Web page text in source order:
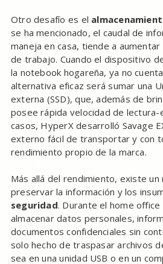
Otro desafío es el
se ha mencionado, el caudal de
maneja en casa, tiende a
de trabajo. Cuando el dispositivo
la notebook hogareña, ya no
alternativa eficaz será sumar una
externa (SSD), que, además de
posee rápida velocidad de
casos, HyperX desarrolló Savage
externo fácil de transportar y con
rendimiento propio de la marca.
Más allá del rendimiento, existe
preservar la información y los
seguridad. Durante el home
almacenar datos personales,
documentos confidenciales sin
solo hecho de traspasar archivos
sea en una unidad USB o en un